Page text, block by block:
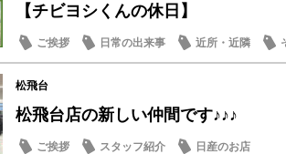
【チビヨシくんの休日】
ご挨拶 日常の出来事 近所・近隣
松飛台
松飛台店の新しい仲間です♪♪♪
ご挨拶 スタッフ紹介 日産のお店